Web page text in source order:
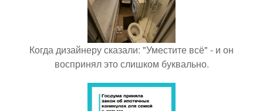
Когда дизайнеру сказали: "Уместите всё" - и он
воспринял это слишком буквально.